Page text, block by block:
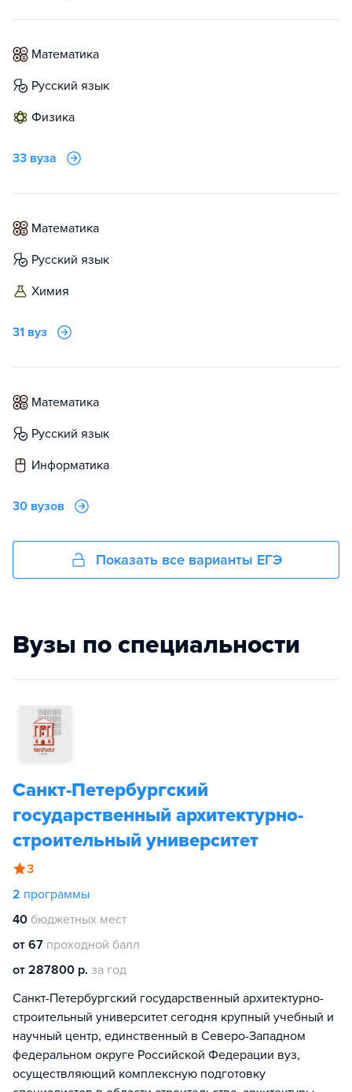
математика
русский язык
физика
33 вуза
математика
русский язык
химия
31 вуз
математика
русский язык
информатика
30 вузов
Показать все варианты ЕГЭ
Вузы по специальности
Санкт-Петербургский
государственный архитектурно-
строительный университет
3
2 программы
40 бюджетных мест
от 67 проходной балл
от 287800 р. за год
Санкт-Петербургский государственный архитектурно-
строительный университет сегодня крупный учебный и
научный центр, единственный в Северо-Западном
федеральном округе Российской Федерации вуз,
осуществляющий комплексную подготовку